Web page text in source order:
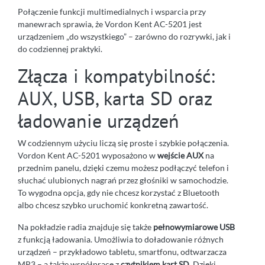
Połączenie funkcji multimedialnych i wsparcia przy
manewrach sprawia, że Vordon Kent AC-5201 jest
urządzeniem „do wszystkiego” – zarówno do rozrywki, jak i
do codziennej praktyki.
Złącza i kompatybilność:
AUX, USB, karta SD oraz
ładowanie urządzeń
W codziennym użyciu liczą się proste i szybkie połączenia.
Vordon Kent AC-5201 wyposażono wwejście AUXna
przednim panelu, dzięki czemu możesz podłączyć telefon i
słuchać ulubionych nagrań przez głośniki w samochodzie.
To wygodna opcja, gdy nie chcesz korzystać z Bluetooth
albo chcesz szybko uruchomić konkretną zawartość.
Na pokładzie radia znajduje się także pełnowymiarowe USB
z funkcją ładowania. Umożliwia to doładowanie różnych
urządzeń – przykładowo tabletu, smartfonu, odtwarzacza